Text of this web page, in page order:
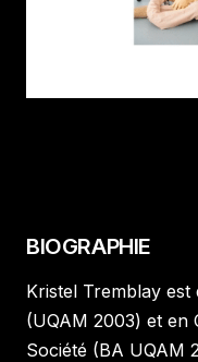
BIOGRAPHIE
Kristel Tremblay est
(UQAM 2003) et en
Société (BA UQAM